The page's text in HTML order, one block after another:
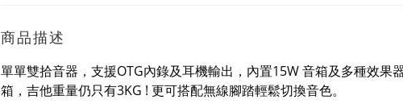
商品描述
單單雙拾音器，支援OTG內錄及耳機輸出，內置15W 音箱及多種效果
箱，吉他重量仍只有3KG ! 更可搭配無線腳踏輕鬆切換音色。